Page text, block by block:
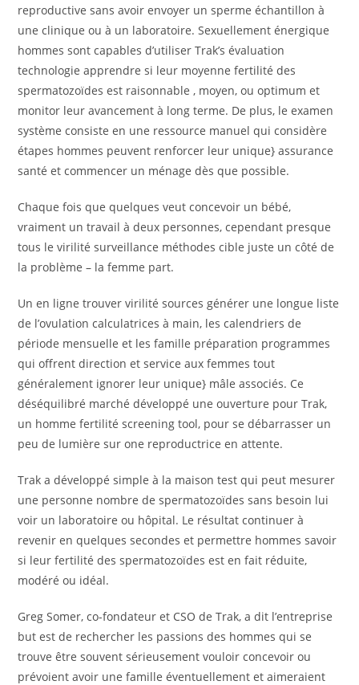
reproductive sans avoir envoyer un sperme échantillon à
une clinique ou à un laboratoire. Sexuellement énergique
hommes sont capables d’utiliser Trak’s évaluation
technologie apprendre si leur moyenne fertilité des
spermatozoïdes est raisonnable , moyen, ou optimum et
monitor leur avancement à long terme. De plus, le examen
système consiste en une ressource manuel qui considère
étapes hommes peuvent renforcer leur unique} assurance
santé et commencer un ménage dès que possible.
Chaque fois que quelques veut concevoir un bébé,
vraiment un travail à deux personnes, cependant presque
tous le virilité surveillance méthodes cible juste un côté de
la problème – la femme part.
Un en ligne trouver virilité sources générer une longue liste
de l’ovulation calculatrices à main, les calendriers de
période mensuelle et les famille préparation programmes
qui offrent direction et service aux femmes tout
généralement ignorer leur unique} mâle associés. Ce
déséquilibré marché développé une ouverture pour Trak,
un homme fertilité screening tool, pour se débarrasser un
peu de lumière sur one reproductrice en attente.
Trak a développé simple à la maison test qui peut mesurer
une personne nombre de spermatozoïdes sans besoin lui
voir un laboratoire ou hôpital. Le résultat continuer à
revenir en quelques secondes et permettre hommes savoir
si leur fertilité des spermatozoïdes est en fait réduite,
modéré ou idéal.
Greg Somer, co-fondateur et CSO de Trak, a dit l’entreprise
but est de rechercher les passions des hommes qui se
trouve être souvent sérieusement vouloir concevoir ou
prévoient avoir une famille éventuellement et aimeraient